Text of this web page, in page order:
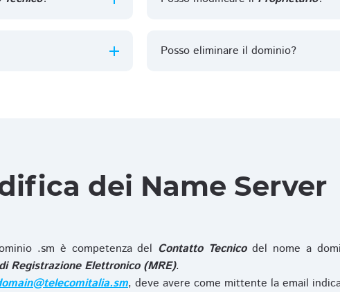
Posso eliminare il dominio?
dei Name Server
.sm è competenza del Contatto Tecnicodel nome a
Registrazione Elettronico (MRE).
, deve avere come mittente la email